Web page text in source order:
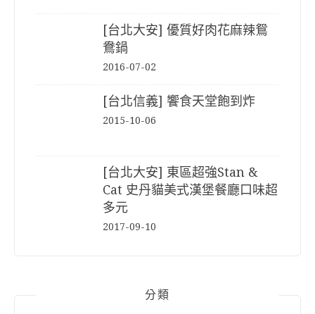
[台北大安] 優質好肉花麻辣鴛
鴦鍋
2016-07-02
[台北信義] 饗食天堂飽到炸
2015-10-06
[台北大安] 東區超強Stan &
Cat 史丹貓美式漢堡餐廳口味超
多元
2017-09-10
分類